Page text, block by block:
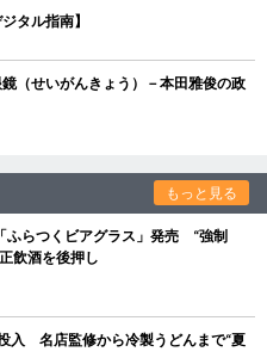
タル指南】
（せいがんきょう）－本田雅俊の政
もっと見る
ふらつくビアグラス」発売 “強制
飲酒を後押し
入 名店監修から冷製うどんまで“夏